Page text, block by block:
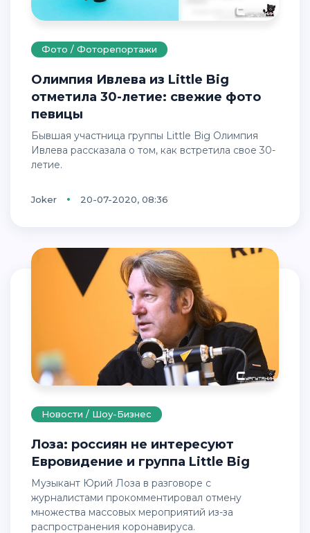
Фото / Фоторепортажи
Олимпия Ивлева из Little Big
отметила 30-летие: свежие фото
певицы
Бывшая участница группы Little Big Олимпия
Ивлева рассказала о том, как встретила свое 30-
летие.
Joker 20-07-2020, 08:36
Новости / Шоу-Бизнес
Лоза: россиян не интересуют
Евровидение и группа Little Big
Музыкант Юрий Лоза в разговоре с
журналистами прокомментировал отмену
множества массовых мероприятий из-за
распространения коронавируса.